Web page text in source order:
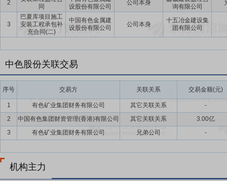
2
同
设股份有限公司
公司本身
询有限公司
3
巴夏库项目施工
安装工程承包补
充合同(二)
中国有色金属建
设股份有限公司
公司本身
十五冶金建设集
团有限公司
中色股份关联交易
序号 交易方 关联关系 交易金额(元)
1 有色矿业集团财务有限公司 其它关联关系
-
2
中国有色集团财资管理(香港)有限公司 其它关联关系
3.00亿
3
有色矿业集团财务有限公司 兄弟公司 -
机构主力